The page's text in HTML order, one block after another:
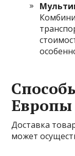
Европы
Доставка
может